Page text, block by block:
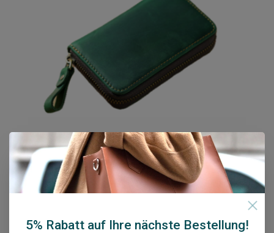
Su.B.dgn Schlüsseletui M0824 Grün
€24,95
5% Rabatt auf Ihre nächste Bestellung!